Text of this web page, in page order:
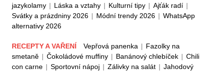
jazykolamy | Láska a vztahy | Kulturní tipy | Ajťák radí |
Svátky a prázdniny 2026 | Módní trendy 2026 | WhatsApp
alternativy 2026
RECEPTY A VAŘENÍ Vepřová panenka | Fazolky na
smetaně | Čokoládové muffiny | Banánový chlebíček | Chili
con carne | Sportovní nápoj | Zálivky na salát | Jahodový